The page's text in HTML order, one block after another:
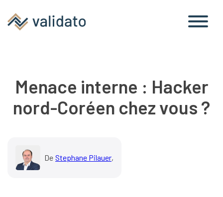
Menace interne : Hacker
nord-Coréen chez vous ?
De Stephane Pilauer,